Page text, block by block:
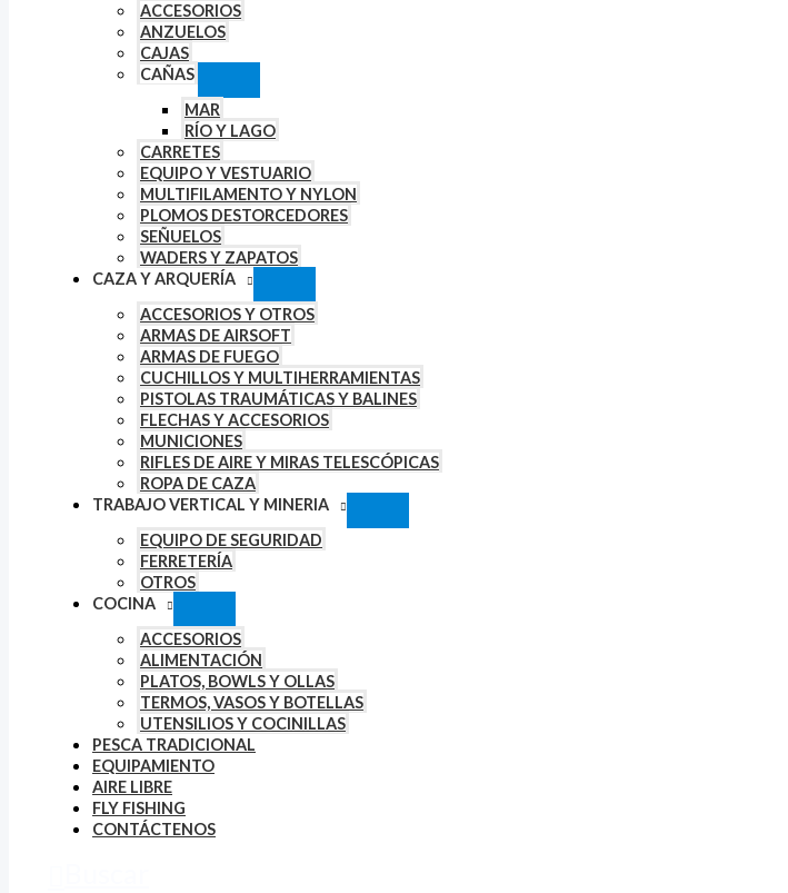
ACCESORIOS
ANZUELOS
CAJAS
CAÑAS
MAR
RÍO Y LAGO
CARRETES
EQUIPO Y VESTUARIO
MULTIFILAMENTO Y NYLON
PLOMOS DESTORCEDORES
SEÑUELOS
WADERS Y ZAPATOS
CAZA Y ARQUERÍA
ACCESORIOS Y OTROS
ARMAS DE AIRSOFT
ARMAS DE FUEGO
CUCHILLOS Y MULTIHERRAMIENTAS
PISTOLAS TRAUMÁTICAS Y BALINES
FLECHAS Y ACCESORIOS
MUNICIONES
RIFLES DE AIRE Y MIRAS TELESCÓPICAS
ROPA DE CAZA
TRABAJO VERTICAL Y MINERIA
EQUIPO DE SEGURIDAD
FERRETERÍA
OTROS
COCINA
ACCESORIOS
ALIMENTACIÓN
PLATOS, BOWLS Y OLLAS
TERMOS, VASOS Y BOTELLAS
UTENSILIOS Y COCINILLAS
PESCA TRADICIONAL
EQUIPAMIENTO
AIRE LIBRE
FLY FISHING
CONTÁCTENOS